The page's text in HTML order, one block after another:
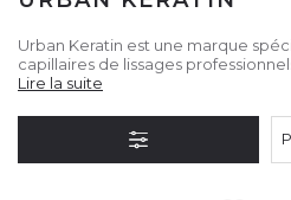
Urban Keratin est une marque
capillaires de lissages
Fondée en 2010, cette marque
blondes pour les brunes, et pour
Lire la suite